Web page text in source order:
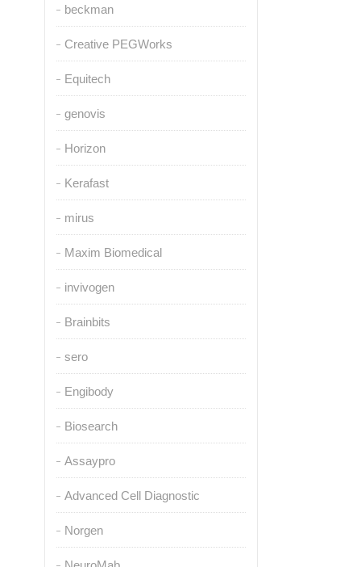
beckman
Creative PEGWorks
Equitech
genovis
Horizon
Kerafast
mirus
Maxim Biomedical
invivogen
Brainbits
sero
Engibody
Biosearch
Assaypro
Advanced Cell Diagnostic
Norgen